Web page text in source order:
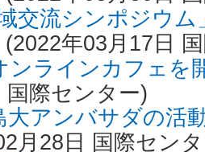
域交流シンポジウ
(2022年03月17日
ンラインカフェを
国際センター)
大アンバサダの活
月28日 国際セン